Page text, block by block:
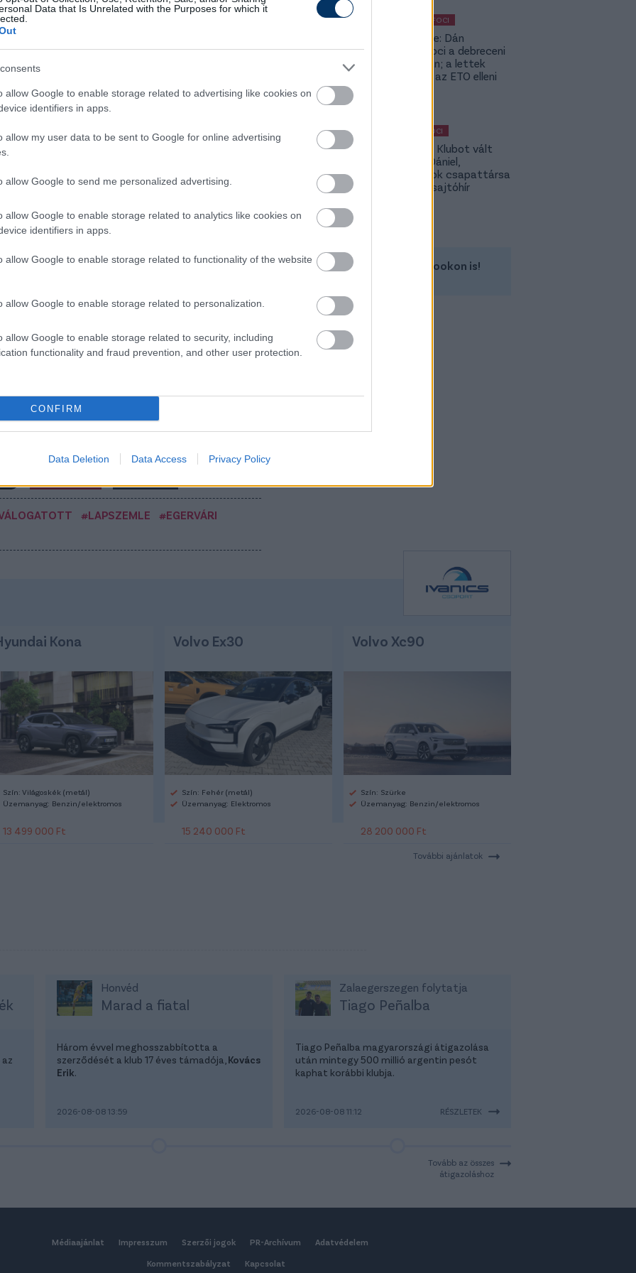
Data that Is Unrelated with the Purposes for which it
allow Google to enable storage related to advertising like cookies on
identifiers in apps.
allow my user data to be sent to Google for online advertising
allow Google to send me personalized advertising.
allow Google to enable storage related to analytics like cookies on
identifiers in apps.
allow Google to enable storage related to functionality of the website
allow Google to enable storage related to personalization.
allow Google to enable storage related to security, including
functionality and fraud prevention, and other user protection.
CONFIRM
Data Deletion Data Access Privacy Policy
szerencsére már sokkal jobb a helyzet,
Ennek érdekében naponta több órát
a gyakorlatokat
– mesélte a lapnak a
kitartásával, gyógyulni akarásával.
rengeteg erőt ad neki a felépüléshez,
játékosaival.
hogy ismét látogathatom azokat a
tagja vagyok. Természetesen a
hatalmas kapaszkodót jelent az
volt, a gyermekeim és az unokáim
sok erőt ad a gyógyuláshoz– tette
(1999, 2003), a Dunaferr-rel egyszer
és szövetségi kapitányként is
cikke itt olvasható - kattints!
az elsők között legyen a Google-
#LAPSZEMLE
#EGERVÁRI
KÜLFÖLDI FOCI
Lapszemle: Dán
szambafoci a debreceni
szaunában; a lettek
kevesellik az ETO elleni
MAGYAR FOCI
Légiósok: Klubot vált
Gazdag Dániel,
világbajnok csapattársa
is lehet - sajtóhír
Kövess minket a Facebookon is!
Kona
Szín: Világoskék (metál)
Üzemanyag: Benzin/elektromos
13 499 000 Ft
Volvo Ex30
Szín: Fehér (metál)
Üzemanyag: Elektromos
15 240 000 Ft
Volvo Xc90
Szín: Szürke
Üzemanyag: Benzin/elektromos
28 200 000 Ft
További ajánlatok
Honvéd
Marad a fiatal
Három évvel meghosszabbította a
szerződését a klub 17 éves támadója, Kovács
Erik.
2026-08-08 13:59
Zalaegerszegen folytatja
Tiago Peñalba
Tiago Peñalba magyarországi átigazolása
után mintegy 500 millió argentin pesót
kaphat korábbi klubja.
2026-08-08 11:12 RÉSZLETEK
Tovább az összes
átigazoláshoz
Médiaajánlat Impresszum Szerzői jogok PR-Archívum Adatvédelem
Kommentszabályzat Kapcsolat